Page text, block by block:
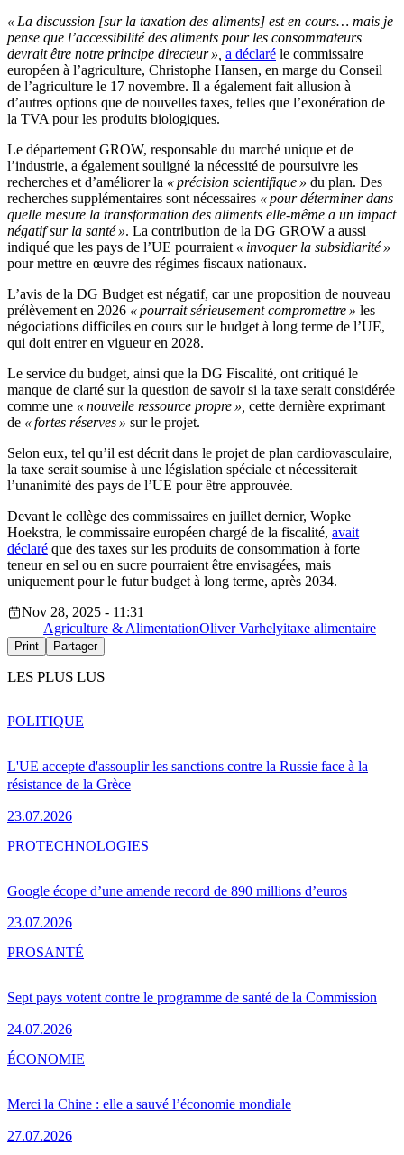
« La discussion [sur la taxation des aliments] est en cours… mais je
pense que l’accessibilité des aliments pour les consommateurs
devrait être notre principe directeur », a déclaré le commissaire
européen à l’agriculture, Christophe Hansen, en marge du Conseil
de l’agriculture le 17 novembre. Il a également fait allusion à
d’autres options que de nouvelles taxes, telles que l’exonération de
la TVA pour les produits biologiques.
Le département GROW, responsable du marché unique et de
l’industrie, a également souligné la nécessité de poursuivre les
recherches et d’améliorer la « précision scientifique » du plan. Des
recherches supplémentaires sont nécessaires « pour déterminer dans
quelle mesure la transformation des aliments elle-même a un impact
négatif sur la santé ». La contribution de la DG GROW a aussi
indiqué que les pays de l’UE pourraient « invoquer la subsidiarité »
pour mettre en œuvre des régimes fiscaux nationaux.
L’avis de la DG Budget est négatif, car une proposition de nouveau
prélèvement en 2026 « pourrait sérieusement compromettre » les
négociations difficiles en cours sur le budget à long terme de l’UE,
qui doit entrer en vigueur en 2028.
Le service du budget, ainsi que la DG Fiscalité, ont critiqué le
manque de clarté sur la question de savoir si la taxe serait considérée
comme une « nouvelle ressource propre », cette dernière exprimant
de « fortes réserves » sur le projet.
Selon eux, tel qu’il est décrit dans le projet de plan cardiovasculaire,
la taxe serait soumise à une législation spéciale et nécessiterait
l’unanimité des pays de l’UE pour être approuvée.
Devant le collège des commissaires en juillet dernier, Wopke
Hoekstra, le commissaire européen chargé de la fiscalité, avait
déclaré que des taxes sur les produits de consommation à forte
teneur en sel ou en sucre pourraient être envisagées, mais
uniquement pour le futur budget à long terme, après 2034.
Nov 28, 2025 - 11:31
Agriculture & AlimentationOliver Varhelyitaxe alimentaire
Print Partager
LES PLUS LUS
L'UE accepte d'assouplir les sanctions contre la Russie face à la
résistance de la Grèce
23.07.2026
POLITIQUE
Google écope d’une amende record de 890 millions d’euros
23.07.2026
PROTECHNOLOGIES
Sept pays votent contre le programme de santé de la Commission
24.07.2026
PROSANTÉ
Merci la Chine : elle a sauvé l’économie mondiale
27.07.2026
ÉCONOMIE